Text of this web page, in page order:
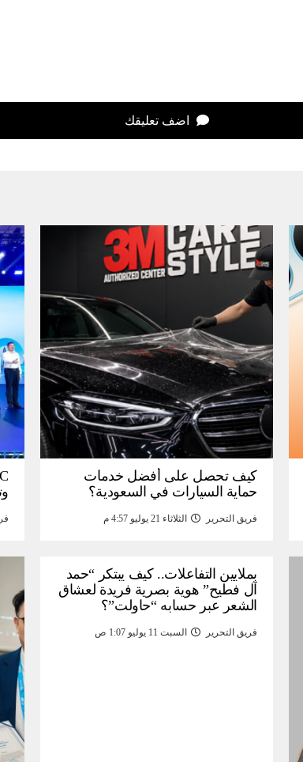
اضف تعليقك
كيف تحصل على أفضل خدمات
حماية السيارات في السعودية؟
فريق التحرير الثلاثاء 21 يوليو 4:57 م
بملايين التفاعلات.. كيف يبتكر “حمد
آل فطيح” هوية بصرية فريدة لعشاق
الشعر عبر حسابه “حاولت”؟
فريق التحرير السبت 11 يوليو 1:07 ص